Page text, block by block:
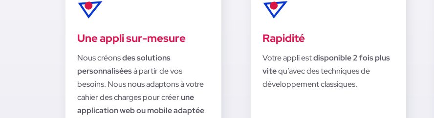
Une appli sur-mesure
Nous créonsdes solutions
personnaliséesà partir de vos
besoins. Nous nous adaptons à votre
cahier des charges pour créerune
application web ou mobile adaptée
Rapidité
Votre appli estdisponible 2 fois plus
vitequ’avec des techniques de
développement classiques.